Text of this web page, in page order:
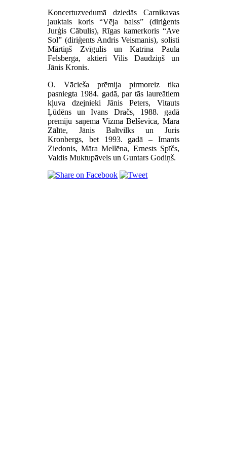
Koncertuzvedumā dziedās Carnikavas
jauktais koris “Vēja balss” (diriģents
Jurģis Cābulis), Rīgas kamerkoris “Ave
Sol” (diriģents Andris Veismanis), solisti
Mārtiņš Zvīgulis un Katrīna Paula
Felsberga, aktieri Vilis Daudziņš un
Jānis Kronis.
O. Vācieša prēmija pirmoreiz tika
pasniegta 1984. gadā, par tās laureātiem
kļuva dzejnieki Jānis Peters, Vitauts
Ļūdēns un Ivans Dračs, 1988. gadā
prēmiju saņēma Vizma Belševica, Māra
Zālīte, Jānis Baltvilks un Juris
Kronbergs, bet 1993. gadā – Imants
Ziedonis, Māra Mellēna, Ernests Spīčs,
Valdis Muktupāvels un Guntars Godiņš.